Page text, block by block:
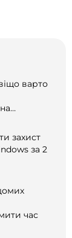
варто
захист
за 2
час